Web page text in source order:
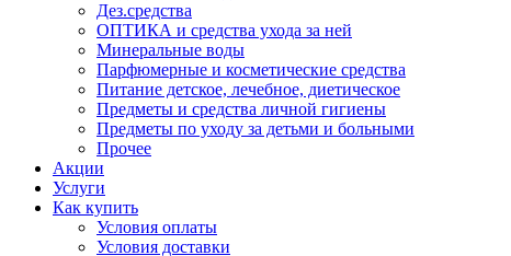
Дез.средства
ОПТИКА и средства ухода за ней
Минеральные воды
Парфюмерные и косметические средства
Питание детское, лечебное, диетическое
Предметы и средства личной гигиены
Предметы по уходу за детьми и больными
Прочее
Акции
Услуги
Как купить
Условия оплаты
Условия доставки